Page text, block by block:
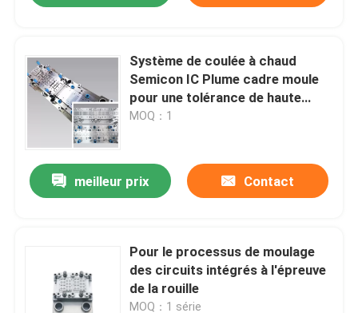
Système de coulée à chaud
Semicon IC Plume cadre moule
pour une tolérance de haute
précision
MOQ：1
meilleur prix Contact
Pour le processus de moulage
des circuits intégrés à l'épreuve
de la rouille
MOQ：1 série